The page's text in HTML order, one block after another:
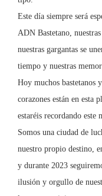
Este día siempre será
ADN Bastetano,
nuestras gargantas se
tiempo y nuestras
Hoy muchos bastetanos
corazones están en esta
estaréis recordando este
Somos una ciudad de
nuestro propio destino,
y durante 2023
ilusión y orgullo de